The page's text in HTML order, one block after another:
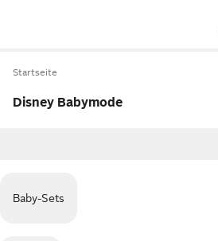
Startseite
Disney Babymode
Baby-Sets